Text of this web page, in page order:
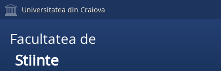
Universitatea din Craiova
Facultatea de
Stiinte